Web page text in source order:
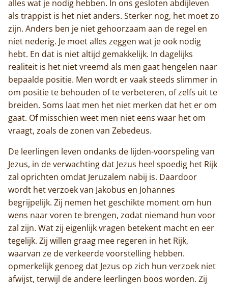
alles wat je nodig hebben. In ons gesloten abdijleven
als trappist is het niet anders. Sterker nog, het moet zo
zijn. Anders ben je niet gehoorzaam aan de regel en
niet nederig. Je moet alles zeggen wat je ook nodig
hebt. En dat is niet altijd gemakkelijk. In dagelijks
realiteit is het niet vreemd als men gaat hengelen naar
bepaalde positie. Men wordt er vaak steeds slimmer in
om positie te behouden of te verbeteren, of zelfs uit te
breiden. Soms laat men het niet merken dat het er om
gaat. Of misschien weet men niet eens waar het om
vraagt, zoals de zonen van Zebedeus.
De leerlingen leven ondanks de lijden-voorspeling van
Jezus, in de verwachting dat Jezus heel spoedig het Rijk
zal oprichten omdat Jeruzalem nabij is. Daardoor
wordt het verzoek van Jakobus en Johannes
begrijpelijk. Zij nemen het geschikte moment om hun
wens naar voren te brengen, zodat niemand hun voor
zal zijn. Wat zij eigenlijk vragen betekent macht en eer
tegelijk. Zij willen graag mee regeren in het Rijk,
waarvan ze de verkeerde voorstelling hebben.
opmerkelijk genoeg dat Jezus op zich hun verzoek niet
afwijst, terwijl de andere leerlingen boos worden. Zij